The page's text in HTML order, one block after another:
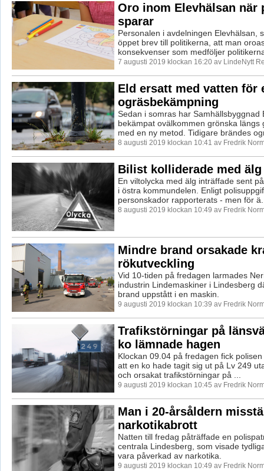
Oro inom Elevhälsan när
sparar
Personalen i avdelningen Elevhälsan,
öppet brev till politikerna, att man
konsekvenser som medföljer
7 augusti 2019 klockan 16:20 av LindeNytt
Eld ersatt med vatten för
ogräsbekämpning
Sedan i somras har Samhällsbyggnad
bekämpat ovälkommen grönska längs
med en ny metod. Tidigare brändes
8 augusti 2019 klockan 10:41 av Fredrik
Bilist kolliderade med
En viltolycka med älg inträffade sent
i östra kommundelen. Enligt
personskador rapporterats - men för
8 augusti 2019 klockan 10:49 av Fredrik
Mindre brand orsakade
rökutveckling
Vid 10-tiden på fredagen larmades
industrin Lindemaskiner i Lindesberg
brand uppstått i en maskin.
9 augusti 2019 klockan 10:39 av Fredrik
Trafikstörningar på
ko lämnade hagen
Klockan 09.04 på fredagen fick
att en ko hade tagit sig ut på Lv 249
och orsakat trafikstörningar på ...
9 augusti 2019 klockan 10:45 av Fredrik
Man i 20-årsåldern
narkotikabrott
Natten till fredag påträffade en
centrala Lindesberg, som visade
vara påverkad av narkotika.
9 augusti 2019 klockan 10:49 av Fredrik